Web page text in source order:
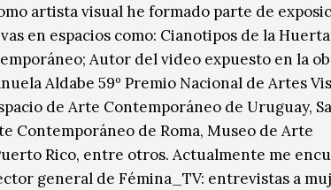
artista visual he formado parte de
en espacios como: Cianotipos de la
Autor del video expuesto en la
Aldabe 59º Premio Nacional de Artes
de Arte Contemporáneo de Uruguay,
Contemporáneo de Roma, Museo de Arte
Rico, entre otros. Actualmente me
general de Fémina_TV: entrevistas a